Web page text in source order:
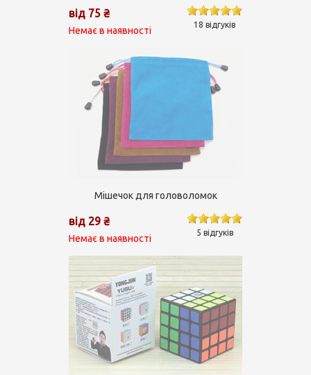
від 75 ₴
Немає в наявності
18 відгуків
Мішечок для головоломок
від 29 ₴
Немає в наявності
5 відгуків